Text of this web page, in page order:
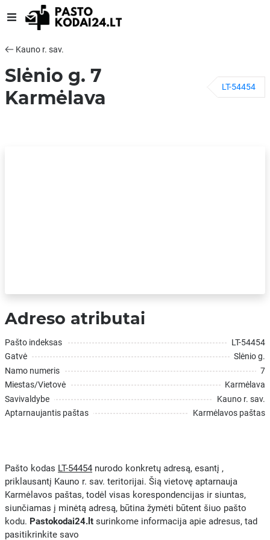
Kauno r. sav.
Slėnio g. 7
Karmėlava
LT-54454
Adreso atributai
Pašto indeksas
LT-54454
Gatvė
Slėnio g.
Namo numeris
7
Miestas/Vietovė
Karmėlava
Savivaldybe
Kauno r. sav.
Aptarnaujantis paštas
Karmėlavos paštas
Pašto kodas LT-54454 nurodo konkretų adresą, esantį ,
priklausantį Kauno r. sav. teritorijai. Šią vietovę aptarnauja
Karmėlavos paštas, todėl visas korespondencijas ir siuntas,
siunčiamas į minėtą adresą, būtina žymėti būtent šiuo pašto
kodu. Pastokodai24.lt surinkome informacija apie adresus, tad
pasitikrinkite savo